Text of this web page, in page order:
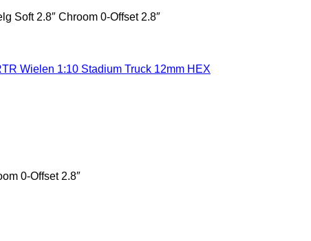
Soft 2.8″ Chroom 0-Offset 2.8″
Wielen 1:10 Stadium Truck 12mm HEX
0-Offset 2.8″